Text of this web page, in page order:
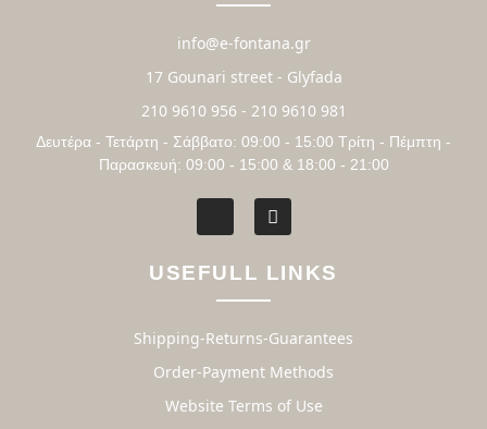
info@e-fontana.gr
17 Gounari street - Glyfada
210 9610 956 - 210 9610 981
Δευτέρα - Τετάρτη - Σάββατο: 09:00 - 15:00 Τρίτη - Πέμπτη -
Παρασκευή: 09:00 - 15:00 & 18:00 - 21:00
USEFULL LINKS
Shipping-Returns-Guarantees
Order-Payment Methods
Website Terms of Use